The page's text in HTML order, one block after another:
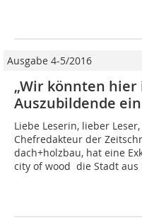
Ausgabe 4-5/2016
„Wir könnten
Auszubildende
Liebe Leserin, lieber
Chefredakteur der
dach+holzbau, hat eine
city of wood  die Stadt aus